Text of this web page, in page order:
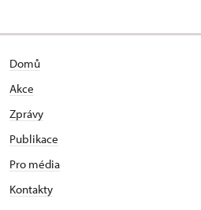
Domů
Akce
Zprávy
Publikace
Pro média
Kontakty